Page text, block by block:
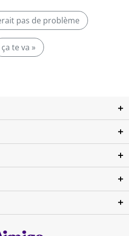
pas de problème
ça te va »